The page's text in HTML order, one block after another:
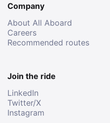
Company
About All Aboard
Careers
Recommended routes
Join the ride
LinkedIn
Twitter/X
Instagram